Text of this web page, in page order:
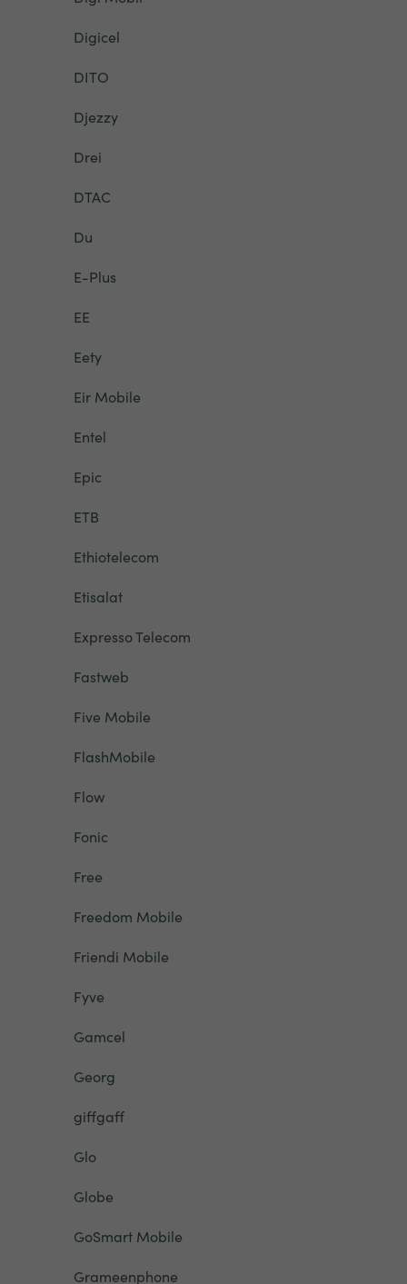
Digicel
DITO
Djezzy
Drei
DTAC
Du
E-Plus
EE
Eety
Eir Mobile
Entel
Epic
ETB
Ethiotelecom
Etisalat
Expresso Telecom
Fastweb
Five Mobile
FlashMobile
Flow
Fonic
Free
Freedom Mobile
Friendi Mobile
Fyve
Gamcel
Georg
giffgaff
Glo
Globe
GoSmart Mobile
Grameenphone